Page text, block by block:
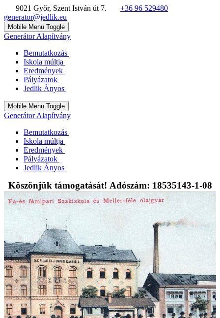
9021 Győr, Szent István út 7.
+36 96 529480
generator@jedlik.eu
Mobile Menu Toggle
Generátor Alapítvány
Bemutatkozás
Iskola múltja
Eredmények
Pályázatok
Jedlik Ányos
Mobile Menu Toggle
Generátor Alapítvány
Bemutatkozás
Iskola múltja
Eredmények
Pályázatok
Jedlik Ányos
Köszönjük támogatását! Adószám: 18535143-1-08